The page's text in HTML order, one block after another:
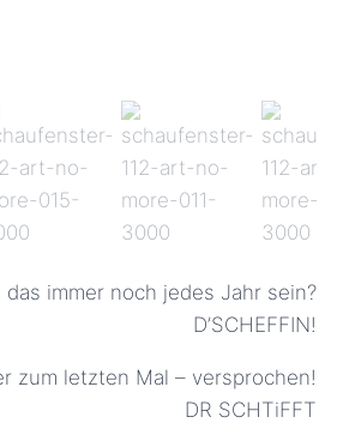
das immer noch jedes Jahr sein?
D’SCHEFFIN!
zum letzten Mal – versprochen!
DR SCHTiFFT